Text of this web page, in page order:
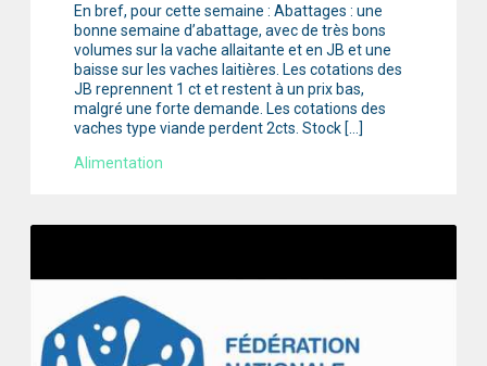
En bref, pour cette semaine : Abattages : une
bonne semaine d’abattage, avec de très bons
volumes sur la vache allaitante et en JB et une
baisse sur les vaches laitières. Les cotations des
JB reprennent 1 ct et restent à un prix bas,
malgré une forte demande. Les cotations des
vaches type viande perdent 2cts. Stock […]
Alimentation